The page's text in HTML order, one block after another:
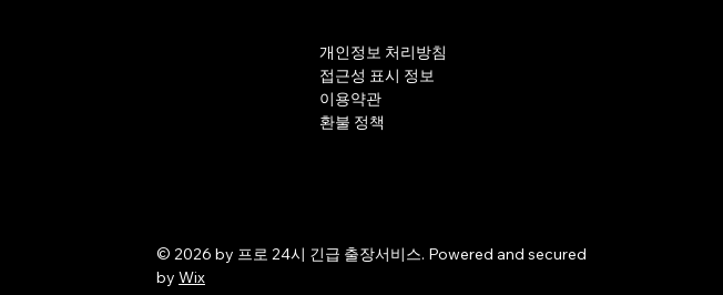
개인정보 처리방침
접근성 표시 정보
이용약관
환불 정책
© 2026 by 프로 24시 긴급 출장서비스. Powered and secured
by Wix